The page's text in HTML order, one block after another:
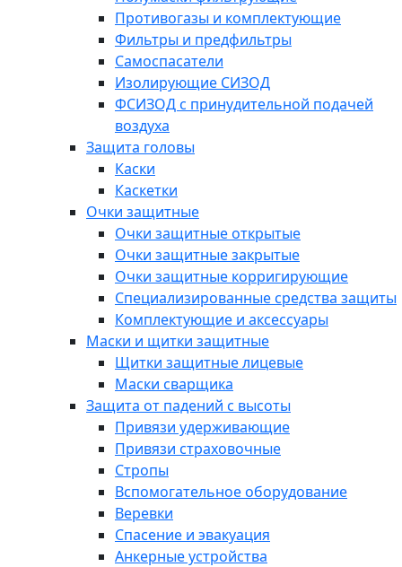
Противогазы и комплектующие
Фильтры и предфильтры
Самоспасатели
Изолирующие СИЗОД
ФСИЗОД с принудительной подачей
воздуха
Защита головы
Каски
Каскетки
Очки защитные
Очки защитные открытые
Очки защитные закрытые
Очки защитные корригирующие
Специализированные средства защиты
Комплектующие и аксессуары
Маски и щитки защитные
Щитки защитные лицевые
Маски сварщика
Защита от падений с высоты
Привязи удерживающие
Привязи страховочные
Стропы
Вспомогательное оборудование
Веревки
Спасение и эвакуация
Анкерные устройства